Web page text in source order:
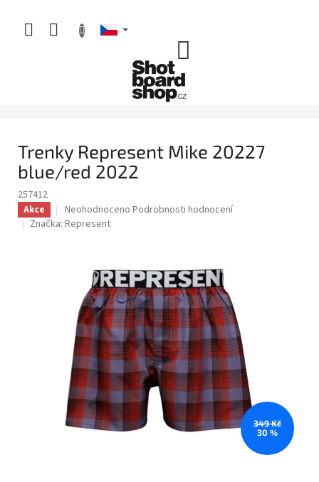
obsah
Trenky Represent Mike 20227
blue/red 2022
257412
Akce
Průměrné
hodnocení
hvězdiček.
Neohodnoceno Podrobnosti hodnocení
Značka: Represent
349 Kč
30 %